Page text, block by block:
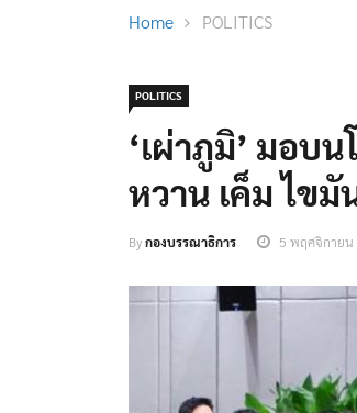
Home POLITICS
POLITICS
‘เผ่าภูมิ’ มอบ
หวาน เค็ม ไข
Byกองบรรณาธิการ 5 พฤศจิกายน